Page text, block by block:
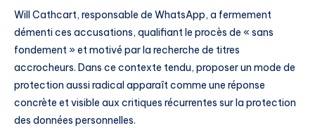
Will Cathcart, responsable de WhatsApp, a fermement
démenti ces accusations, qualifiant le procès de « sans
fondement » et motivé par la recherche de titres
accrocheurs. Dans ce contexte tendu, proposer un mode de
protection aussi radical apparaît comme une réponse
concrète et visible aux critiques récurrentes sur la protection
des données personnelles.